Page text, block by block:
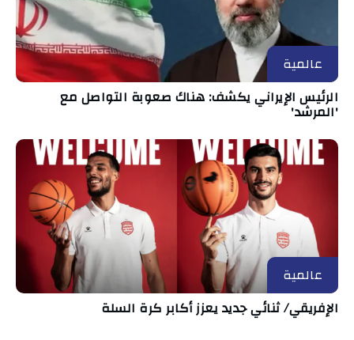
عالمية
الرئيس الإيراني يكشف: هناك صعوبة التواصل مع
'المرشد'
عالمية
الإفريقي/ ثنائي جديد يعزز أكابر كرة السلة